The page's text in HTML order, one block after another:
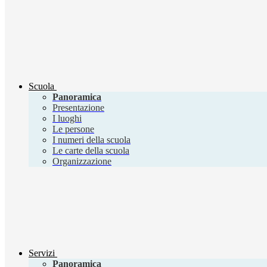
Scuola
Panoramica
Presentazione
I luoghi
Le persone
I numeri della scuola
Le carte della scuola
Organizzazione
Servizi
Panoramica